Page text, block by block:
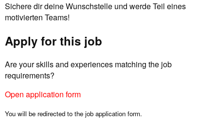
Sichere dir deine Wunschstelle und werde Teil eines
motivierten Teams!
Apply for this job
Are your skills and experiences matching the job
requirements?
Open application form
You will be redirected to the job application form.